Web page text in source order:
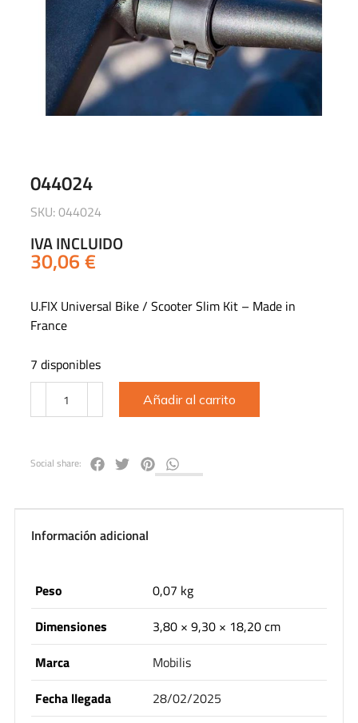
044024
SKU: 044024
IVA INCLUIDO
30,06€
U.FIX Universal Bike / Scooter Slim Kit – Made in
France
7 disponibles
Añadir al carrito
Social share:
Información adicional
Peso
0,07 kg
Dimensiones
3,80 × 9,30 × 18,20 cm
Marca
Mobilis
Fecha llegada
28/02/2025